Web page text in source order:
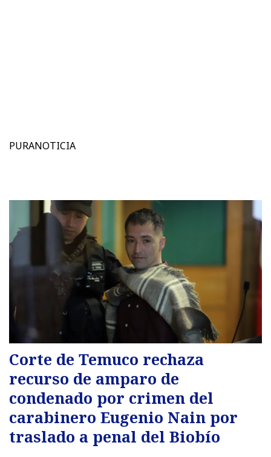
PURANOTICIA
Corte de Temuco rechaza
recurso de amparo de
condenado por crimen del
carabinero Eugenio Nain por
traslado a penal del Biobío